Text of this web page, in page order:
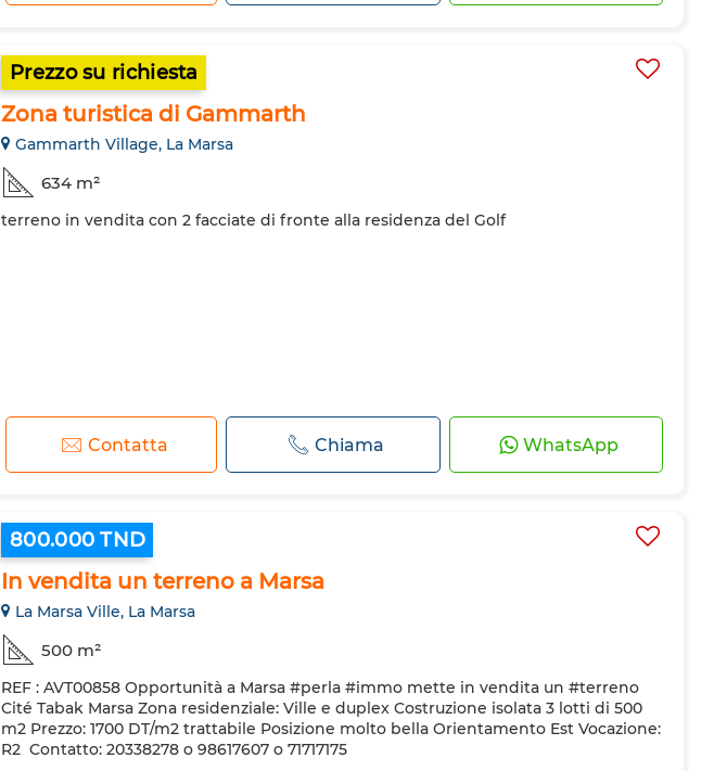
Prezzo su richiesta
Zona turistica di Gammarth
Gammarth Village, La Marsa
634 m²
terreno in vendita con 2 facciate di fronte alla residenza del Golf
Contatta Chiama WhatsApp
800.000 TND
In vendita un terreno a Marsa
La Marsa Ville, La Marsa
500 m²
REF : AVT00858 Opportunità a Marsa #perla #immo mette in vendita un #terreno
Cité Tabak Marsa Zona residenziale: Ville e duplex Costruzione isolata ️3 lotti di 500
m2 Prezzo: 1700 DT/m2 trattabile Posizione molto bella Orientamento Est Vocazione:
R2 ️ Contatto: 20338278 o 98617607 o 71717175